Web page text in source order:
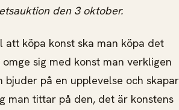
den 3 oktober.
att köpa konst ska man köpa det
sig med konst man verkligen
bjuder på en upplevelse och skapar
man tittar på den, det är konstens